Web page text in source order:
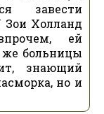
завести
Зои Холланд
ей
же больницы
знающий
но и